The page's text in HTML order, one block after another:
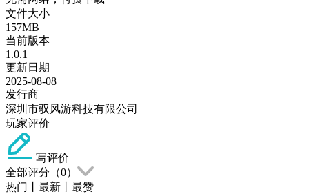
文件大小
157MB
当前版本
1.0.1
更新日期
2025-08-08
发行商
深圳市驭风游科技有限公司
玩家评价
写评价
全部评分（0）
热门
最新
最赞